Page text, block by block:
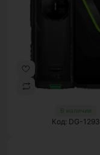
В наличии
Код: DG-1293